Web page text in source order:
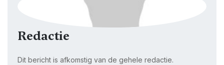
Redactie
Dit bericht is afkomstig van de gehele redactie.